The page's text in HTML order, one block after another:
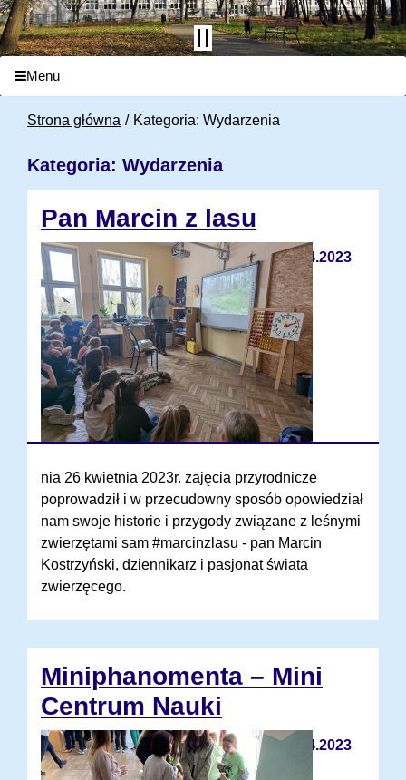
Menu
Strona główna Kategoria: Wydarzenia
Kategoria: Wydarzenia
Pan Marcin z lasu
26.04.2023
nia 26 kwietnia 2023r. zajęcia przyrodnicze
poprowadził i w przecudowny sposób opowiedział
nam swoje historie i przygody związane z leśnymi
zwierzętami sam #marcinzlasu - pan Marcin
Kostrzyński, dziennikarz i pasjonat świata
zwierzęcego.
Miniphanomenta – Mini
Centrum Nauki
24.04.2023